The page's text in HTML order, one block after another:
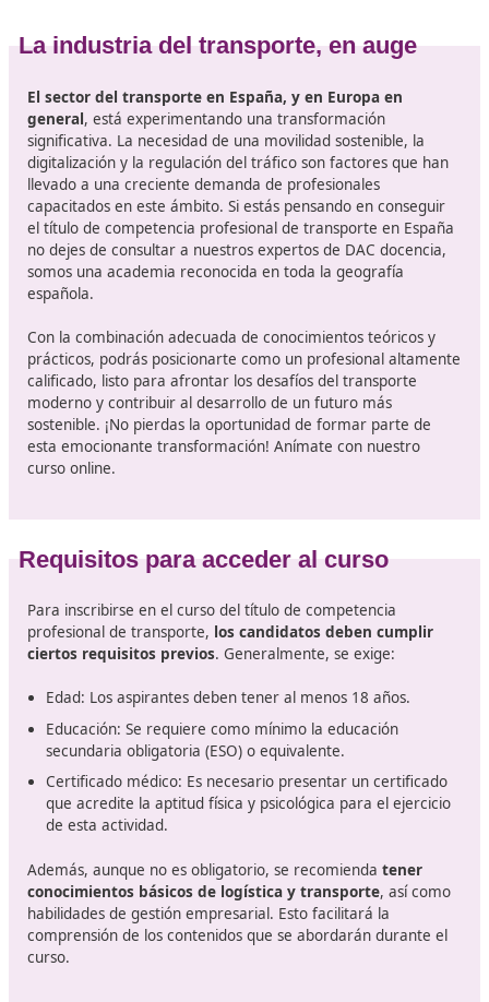
publicaciones sobre transporte, participa en foros y
a conferencias. La industria está en constante
estar al día te ayudará en tus estudios.
Desarrolla habilidades digitales:Familiarízate con
herramientas tecnológicas que se utilizan en la
gestión del transporte. La digitalización es un
clave en el futuro del sector.
En conclusión, el curso para el título de competencia
profesional de transporte en España representa una
constante evolución.
El sector del transporte en España, y en Europa en
significativa. La necesidad de una movilidad sostenible,
digitalización y la regulación del tráfico son factores
llevado a una creciente demanda de profesionales
capacitados en este ámbito. Si estás pensando en
el título de competencia profesional de transporte en
no dejes de consultar a nuestros expertos de DAC
somos una academia reconocida en toda la geografía
española.
prácticos, podrás posicionarte como un profesional
calificado, listo para afrontar los desafíos del
moderno y contribuir al desarrollo de un futuro más
sostenible. ¡No pierdas la oportunidad de formar parte